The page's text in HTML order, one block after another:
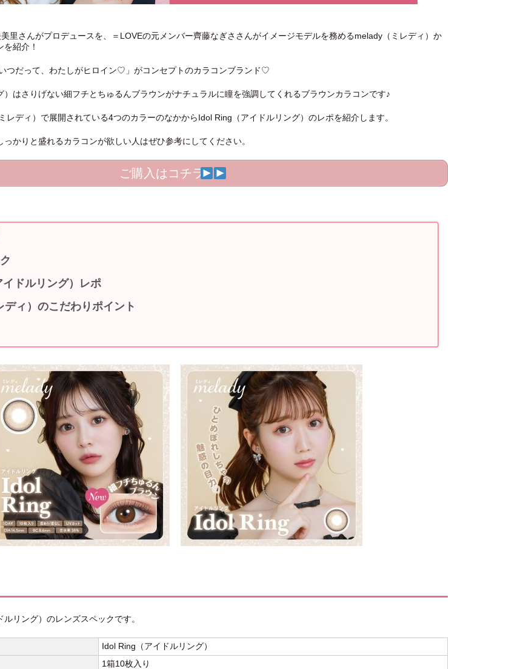
里さんがプロデュースを、＝LOVEの元メンバー齊藤なぎささんがイメージモデルを務めるmelady（ミレディ）か
紹介！
つだって、わたしがヒロイン♡」がコンセプトのカラコンブランド♡
）はさりげない細フチとちゅるんブラウンがナチュラルに瞳を強調してくれるブラウンカラコンです♪
レディ）で展開されている4つのカラーのなかからIdol Ring（アイドルリング）のレポを紹介します。
かりと盛れるカラコンが欲しい人はぜひ参考にしてください。
ご購入はコチラ
ドルリング）レポ
ィ）のこだわりポイント
リング）のレンズスペックです。
Idol Ring（アイドルリング）
1箱10枚入り